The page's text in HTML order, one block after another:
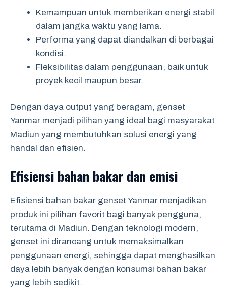
Kemampuan untuk memberikan energi stabil
dalam jangka waktu yang lama.
Performa yang dapat diandalkan di berbagai
kondisi.
Fleksibilitas dalam penggunaan, baik untuk
proyek kecil maupun besar.
Dengan daya output yang beragam, genset
Yanmar menjadi pilihan yang ideal bagi masyarakat
Madiun yang membutuhkan solusi energi yang
handal dan efisien.
Efisiensi bahan bakar dan emisi
Efisiensi bahan bakar genset Yanmar menjadikan
produk ini pilihan favorit bagi banyak pengguna,
terutama di Madiun. Dengan teknologi modern,
genset ini dirancang untuk memaksimalkan
penggunaan energi, sehingga dapat menghasilkan
daya lebih banyak dengan konsumsi bahan bakar
yang lebih sedikit.